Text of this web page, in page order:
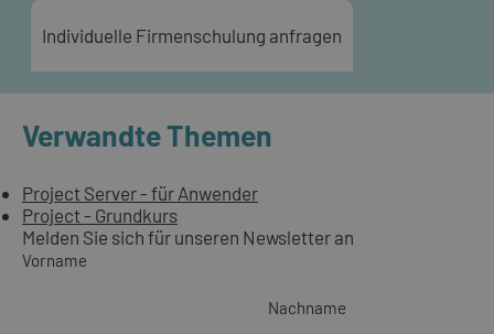
Individuelle Firmenschulung anfragen
Verwandte Themen
Project Server - für Anwender
Project - Grundkurs
Melden Sie sich für unseren Newsletter an
Vorname
Nachname